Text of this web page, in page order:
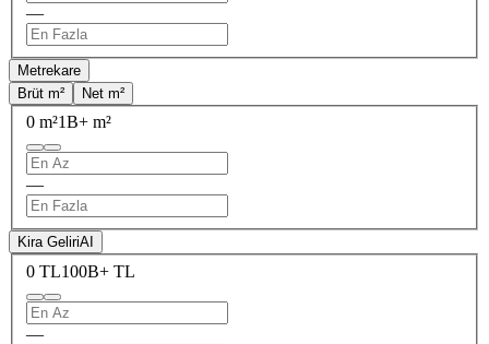
—
Metrekare
Brüt m²
Net m²
0 m²1B+ m²
—
Kira GeliriAI
0 TL100B+ TL
—